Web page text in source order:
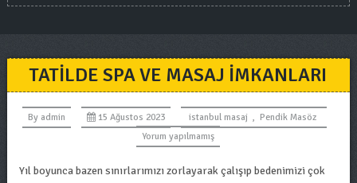
TATILDE SPA VE MASAJ IMKANLARI
By admin 15 Ağustos 2023 istanbul masaj , Pendik Masöz
Yorum yapılmamış
Yıl boyunca bazen sınırlarımızı zorlayarak çalışıp bedenimizi çok